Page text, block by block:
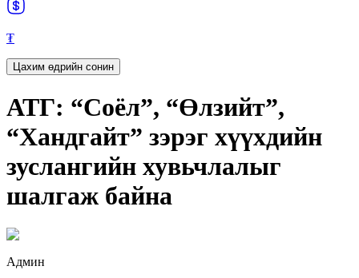
₮
Цахим өдрийн сонин
АТГ: “Соёл”, “Өлзийт”,
“Хандгайт” зэрэг хүүхдийн
зуслангийн хувьчлалыг
шалгаж байна
Админ